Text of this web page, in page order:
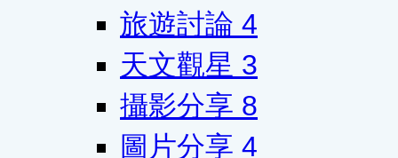
旅遊討論 4
天文觀星 3
攝影分享 8
圖片分享 4